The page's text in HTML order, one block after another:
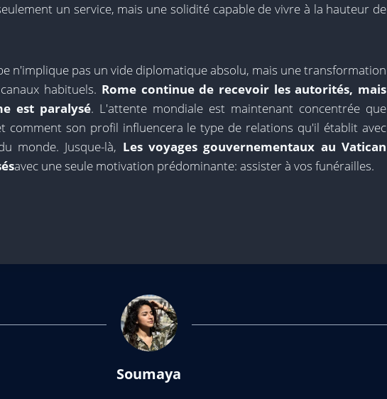
un service, mais une solidité capable de vivre à la hauteur de
n'implique pas un vide diplomatique absolu, mais une transformation
habituels. Rome continue de recevoir les autorités, mais
est paralysé. L'attente mondiale est maintenant concentrée que
comment son profil influencera le type de relations qu'il établit avec
monde. Jusque-là, Les voyages gouvernementaux au Vatican
avec une seule motivation prédominante: assister à vos funérailles.
Soumaya